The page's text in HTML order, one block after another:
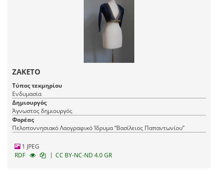
ΖΑΚΕΤΟ
Τύπος τεκμηρίου
Ενδυμασία
Δημιουργός
Άγνωστος δημιουργός
Φορέας
Πελοποννησιακό Λαογραφικό Ίδρυμα “Βασίλειος Παπαντωνίου”
1 JPEG
RDF
| CC BY-NC-ND 4.0 GR